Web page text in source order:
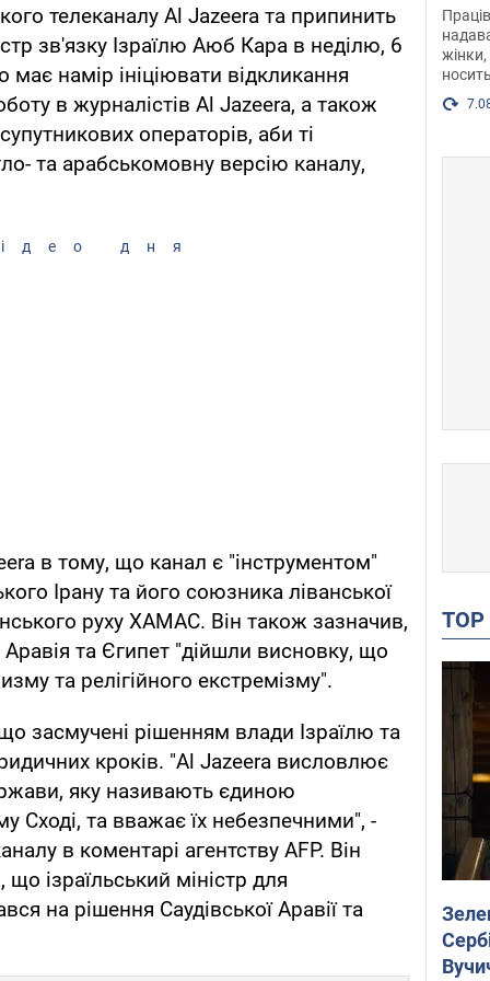
телеканалу Al Jazeera та припинить
зв'язку Ізраїлю Аюб Кара в неділю, 6
намір ініціювати відкликання
в журналістів Al Jazeera, а також
операторів, аби ті
та арабськомовну версію каналу,
дня
в тому, що канал є "інструментом"
Ірану та його союзника ліванської
руху ХАМАС. Він також зазначив,
Аравія та Єгипет "дійшли висновку, що
та релігійного екстремізму".
засмучені рішенням влади Ізраїлю та
кроків. "Al Jazeera висловлює
яку називають єдиною
Сході, та вважає їх небезпечними", -
в коментарі агентству AFP. Він
ізраїльський міністр для
на рішення Саудівської Аравії та
Фото